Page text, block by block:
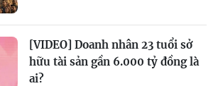
[VIDEO] Doanh nhân 23 tuổi sở
hữu tài sản gần 6.000 tỷ đồng là
ai?